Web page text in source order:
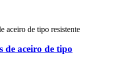
de aceiro de tipo